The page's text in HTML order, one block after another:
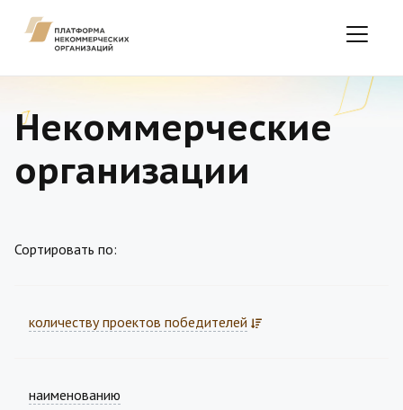
Некоммерческие
организации
Сортировать по:
количеству проектов победителей
наименованию